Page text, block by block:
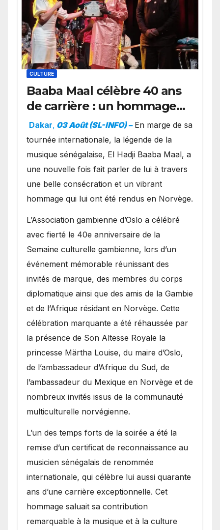
CULTURE
Baaba Maal célèbre 40 ans
de carrière : un hommage
exceptionnel à Oslo en
présence de la famille
royale.
Dakar, 03 Août (SL-INFO) – ​En marge de sa
tournée internationale, la légende de la
musique sénégalaise, El Hadji Baaba Maal, a
une nouvelle fois fait parler de lui à travers
une belle consécration et un vibrant
hommage qui lui ont été rendus en Norvège.
​L’Association gambienne d’Oslo a célébré
avec fierté le 40e anniversaire de la
Semaine culturelle gambienne, lors d’un
événement mémorable réunissant des
invités de marque, des membres du corps
diplomatique ainsi que des amis de la Gambie
et de l’Afrique résidant en Norvège. Cette
célébration marquante a été réhaussée par
la présence de Son Altesse Royale la
princesse Märtha Louise, du maire d’Oslo,
de l’ambassadeur d’Afrique du Sud, de
l’ambassadeur du Mexique en Norvège et de
nombreux invités issus de la communauté
multiculturelle norvégienne.
​L’un des temps forts de la soirée a été la
remise d’un certificat de reconnaissance au
musicien sénégalais de renommée
internationale, qui célèbre lui aussi quarante
ans d’une carrière exceptionnelle. Cet
hommage saluait sa contribution
remarquable à la musique et à la culture